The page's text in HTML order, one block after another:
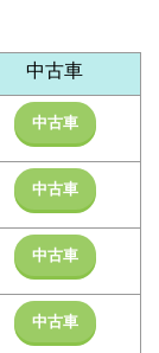
中古車
中古車
中古車
中古車
中古車